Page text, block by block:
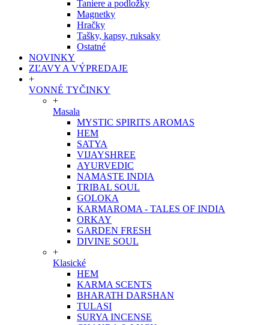
Taniere a podložky
Magnetky
Hračky
Tašky, kapsy, ruksaky
Ostatné
NOVINKY
ZĽAVY A VÝPREDAJE
+
VONNÉ TYČINKY
+
Masala
MYSTIC SPIRITS AROMAS
HEM
SATYA
VIJAYSHREE
AYURVEDIC
NAMASTE INDIA
TRIBAL SOUL
GOLOKA
KARMAROMA - TALES OF INDIA
ORKAY
GARDEN FRESH
DIVINE SOUL
+
Klasické
HEM
KARMA SCENTS
BHARATH DARSHAN
TULASI
SURYA INCENSE